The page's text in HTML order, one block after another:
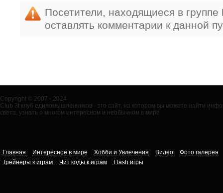
Посетители, находящиеся в группе
оставлять комментарии к данной
Copyright © 2007 - 2024
Club 3t клуб единомышленников - это сайт, на котором вы можете найти
света, узнать о многом интересном и необычном в мире.
Главная Интересное в мире Хобби и Увлечения Видео
Фото галерея
Трейнеры к играм
Чит коды к играм Flash игры